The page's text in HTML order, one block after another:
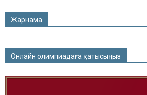
Жарнама
Онлайн олимпиадаға қатысыңыз